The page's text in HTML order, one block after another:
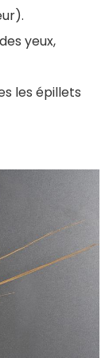
yeux,
les épillets